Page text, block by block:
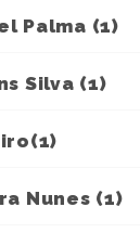
Palma (1)
Silva (1)
Nunes (1)